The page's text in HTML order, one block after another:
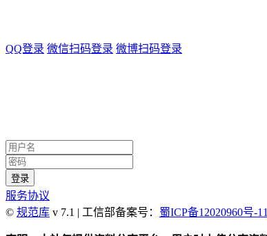
QQ登录 微信扫码登录 微博扫码登录
服务协议
© 规范库 v 7.1 | 工信部备案号： 蜀ICP备12020960号-11